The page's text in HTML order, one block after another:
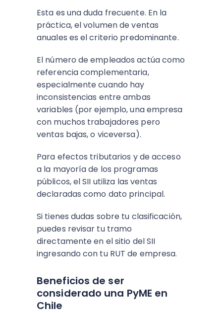
Esta es una duda frecuente. En la
práctica, el volumen de ventas
anuales es el criterio predominante.
El número de empleados actúa como
referencia complementaria,
especialmente cuando hay
inconsistencias entre ambas
variables (por ejemplo, una empresa
con muchos trabajadores pero
ventas bajas, o viceversa).
Para efectos tributarios y de acceso
a la mayoría de los programas
públicos, el SII utiliza las ventas
declaradas como dato principal.
Si tienes dudas sobre tu clasificación,
puedes revisar tu tramo
directamente en el sitio del SII
ingresando con tu RUT de empresa.
Beneficios de ser
considerado una PyME en
Chile